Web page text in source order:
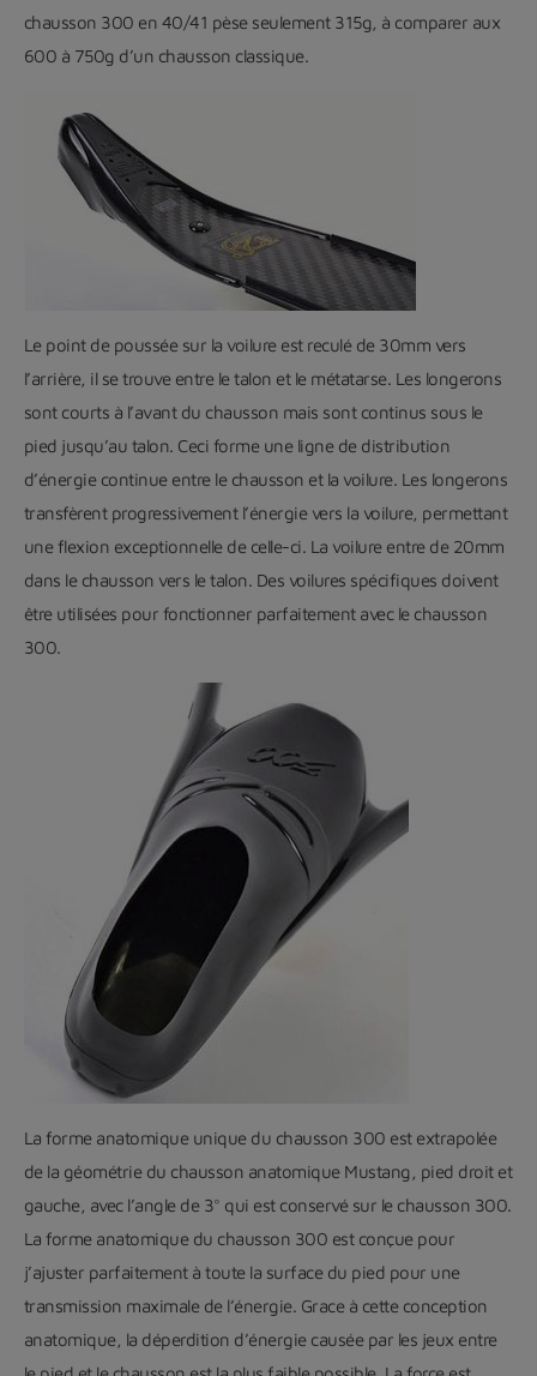
chausson 300 en 40/41 pèse seulement 315g, à comparer aux
600 à 750g d’un chausson classique.
Le point de poussée sur la voilure est reculé de 30mm vers
l’arrière, il se trouve entre le talon et le métatarse. Les longerons
sont courts à l’avant du chausson mais sont continus sous le
pied jusqu’au talon. Ceci forme une ligne de distribution
d’énergie continue entre le chausson et la voilure. Les longerons
transfèrent progressivement l’énergie vers la voilure, permettant
une flexion exceptionnelle de celle-ci. La voilure entre de 20mm
dans le chausson vers le talon. Des voilures spécifiques doivent
être utilisées pour fonctionner parfaitement avec le chausson
300.
La forme anatomique unique du chausson 300 est extrapolée
de la géométrie du chausson anatomique Mustang, pied droit et
gauche, avec l’angle de 3° qui est conservé sur le chausson 300.
La forme anatomique du chausson 300 est conçue pour
j’ajuster parfaitement à toute la surface du pied pour une
transmission maximale de l’énergie. Grace à cette conception
anatomique, la déperdition d’énergie causée par les jeux entre